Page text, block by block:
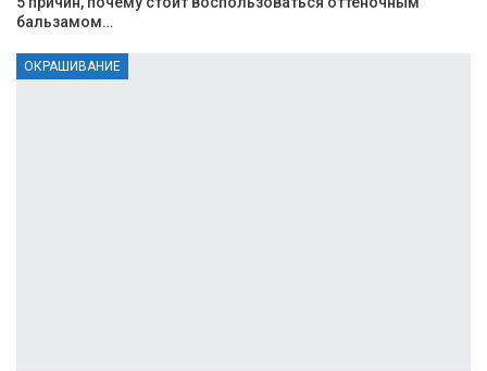
бальзамом…
ОКРАШИВАНИЕ